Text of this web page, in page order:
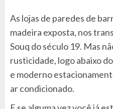
As lojas de paredes de
madeira exposta, nos
Souq do século 19. Mas
rusticidade, logo abaixo
e moderno
ar condicionado.